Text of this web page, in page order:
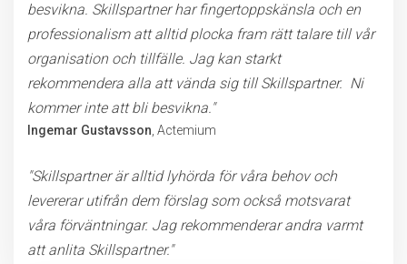
besvikna. Skillspartner har fingertoppskänsla och en
professionalism att alltid plocka fram rätt talare till vår
organisation och tillfälle. Jag kan starkt
rekommendera alla att vända sig till Skillspartner. Ni
kommer inte att bli besvikna."
Ingemar Gustavsson , Actemium
"Skillspartner är alltid lyhörda för våra behov och
levererar utifrån dem förslag som också motsvarat
våra förväntningar. Jag rekommenderar andra varmt
att anlita Skillspartner."